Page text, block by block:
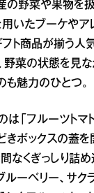
の野菜や果物を
いたブーケやア
ト商品が揃う人
野菜の状態を見な
魅力のひとつ。
「フルーツトマト
きボックスの蓋を
なくぎっしり詰
ルーベリー、サク